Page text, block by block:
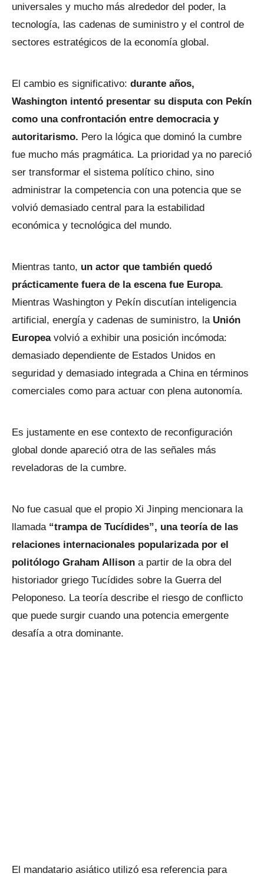
universales y mucho más alrededor del poder, la
tecnología, las cadenas de suministro y el control de
sectores estratégicos de la economía global.
El cambio es significativo: durante años,
Washington intentó presentar su disputa con Pekín
como una confrontación entre democracia y
autoritarismo. Pero la lógica que dominó la cumbre
fue mucho más pragmática. La prioridad ya no pareció
ser transformar el sistema político chino, sino
administrar la competencia con una potencia que se
volvió demasiado central para la estabilidad
económica y tecnológica del mundo.
Mientras tanto, un actor que también quedó
prácticamente fuera de la escena fue Europa.
Mientras Washington y Pekín discutían inteligencia
artificial, energía y cadenas de suministro, laUnión
Europeavolvió a exhibir una posición incómoda:
demasiado dependiente de Estados Unidos en
seguridad y demasiado integrada a China en términos
comerciales como para actuar con plena autonomía.
Es justamente en ese contexto de reconfiguración
global donde apareció otra de las señales más
reveladoras de la cumbre.
No fue casual que el propio Xi Jinping mencionara la
llamada “trampa de Tucídides”, una teoría de las
relaciones internacionales popularizada por el
politólogo Graham Allison a partir de la obra del
historiador griego Tucídides sobre la Guerra del
Peloponeso. La teoría describe el riesgo de conflicto
que puede surgir cuando una potencia emergente
desafía a otra dominante.
El mandatario asiático utilizó esa referencia para